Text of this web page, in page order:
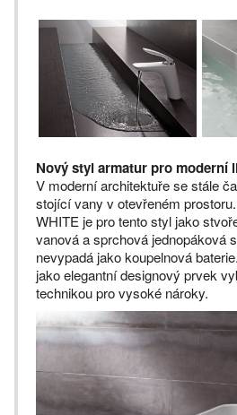
Nový styl armatur pro moderní
V moderní architektuře se stále
stojící vany v otevřeném
WHITE je pro tento styl jako
vanová a sprchová jednopáková
nevypadá jako koupelnová
jako elegantní designový prvek
technikou pro vysoké nároky.